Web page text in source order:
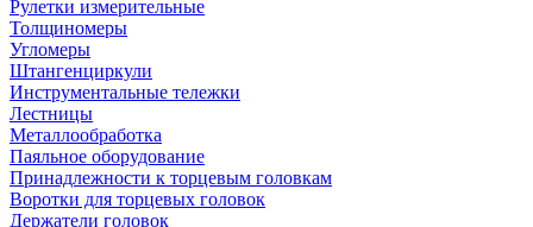
Рулетки измерительные
Толщиномеры
Угломеры
Штангенциркули
Инструментальные тележки
Лестницы
Металлообработка
Паяльное оборудование
Принадлежности к торцевым головкам
Воротки для торцевых головок
Держатели головок